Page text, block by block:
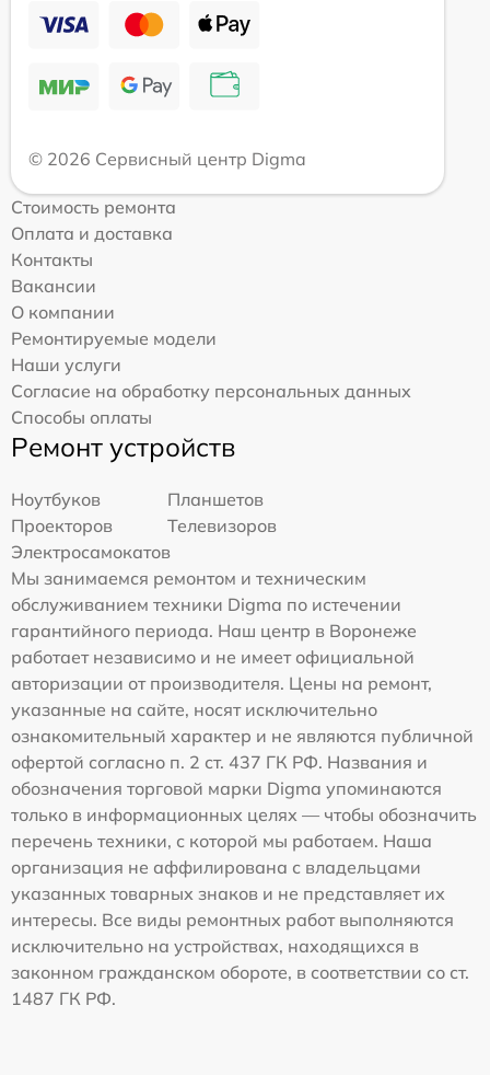
© 2026 Сервисный центр Digma
Стоимость ремонта
Оплата и доставка
Контакты
Вакансии
О компании
Ремонтируемые модели
Наши услуги
Согласие на обработку персональных данных
Способы оплаты
Ремонт устройств
Ноутбуков
Планшетов
Проекторов
Телевизоров
Электросамокатов
Мы занимаемся ремонтом и техническим
обслуживанием техники Digma по истечении
гарантийного периода. Наш центр в Воронеже
работает независимо и не имеет официальной
авторизации от производителя. Цены на ремонт,
указанные на сайте, носят исключительно
ознакомительный характер и не являются публичной
офертой согласно п. 2 ст. 437 ГК РФ. Названия и
обозначения торговой марки Digma упоминаются
только в информационных целях — чтобы обозначить
перечень техники, с которой мы работаем. Наша
организация не аффилирована с владельцами
указанных товарных знаков и не представляет их
интересы. Все виды ремонтных работ выполняются
исключительно на устройствах, находящихся в
законном гражданском обороте, в соответствии со ст.
1487 ГК РФ.